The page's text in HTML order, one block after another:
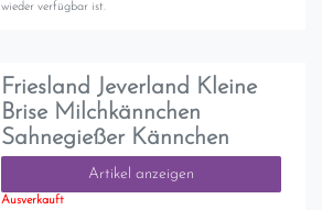
wieder verfügbar ist.
Friesland Jeverland Kleine
Brise Milchkännchen
Sahnegießer Kännchen
Artikel anzeigen
Ausverkauft